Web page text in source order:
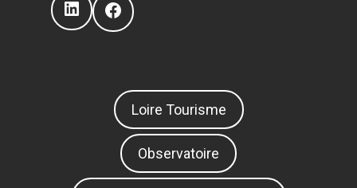
Loire Tourisme
Observatoire